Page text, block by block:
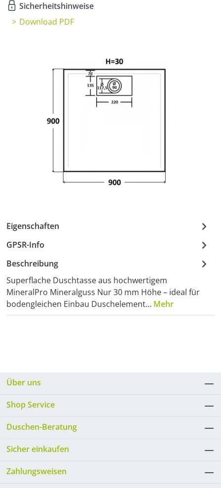
Sicherheitshinweise
Download PDF
Eigenschaften
GPSR-Info
Beschreibung
Superflache Duschtasse aus hochwertigem
MineralPro Mineralguss Nur 30 mm Höhe – ideal für
bodengleichen Einbau Duschelement… Mehr
Über uns
Shop Service
Duschen-Beratung
Sicher einkaufen
Zahlungsweisen